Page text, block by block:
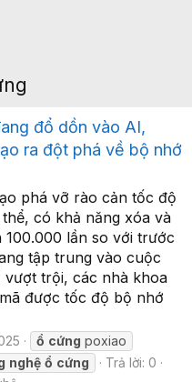
đổ dồn vào AI,
ra đột phá về bộ nhớ
phá vỡ rào cản tốc độ
có khả năng xóa và
lần so với trước
tập trung vào cuộc
trội, các nhà khoa
được tốc độ bộ nhớ
ổ cứng poxiao
nghệ ổ cứng
Trả lời: 0